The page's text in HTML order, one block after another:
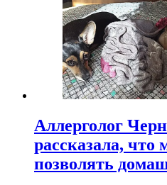
Аллерголог
рассказала, что
позволять